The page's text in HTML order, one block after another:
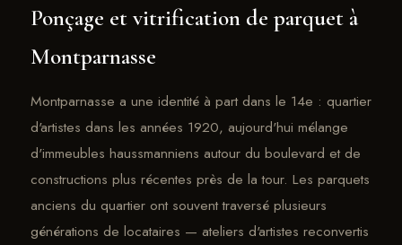
Ponçage et vitrification de parquet à
Montparnasse
Montparnasse a une identité à part dans le 14e : quartier
d'artistes dans les années 1920, aujourd'hui mélange
d'immeubles haussmanniens autour du boulevard et de
constructions plus récentes près de la tour. Les parquets
anciens du quartier ont souvent traversé plusieurs
générations de locataires — ateliers d'artistes reconvertis